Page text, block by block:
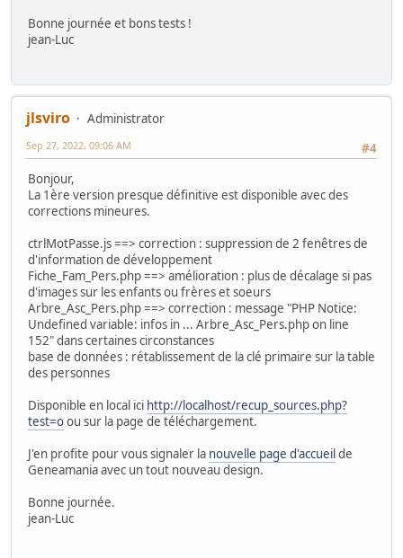
Bonne journée et bons tests !
jean-Luc
jlsviro
Administrator
#4
Sep 27, 2022, 09:06 AM
Bonjour,
La 1ère version presque définitive est disponible avec des
corrections mineures.
ctrlMotPasse.js ==> correction : suppression de 2 fenêtres de
d'information de développement
Fiche_Fam_Pers.php ==> amélioration : plus de décalage si pas
d'images sur les enfants ou frères et soeurs
Arbre_Asc_Pers.php ==> correction : message "PHP Notice:
Undefined variable: infos in ... Arbre_Asc_Pers.php on line
152" dans certaines circonstances
base de données : rétablissement de la clé primaire sur la table
des personnes
Disponible en local ici http://localhost/recup_sources.php?
test=oou sur la page de téléchargement.
J'en profite pour vous signaler la nouvelle page d'accueil de
Geneamania avec un tout nouveau design.
Bonne journée.
jean-Luc